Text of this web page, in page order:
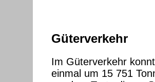
Güterverkehr
Im Güterverkehr
einmal um 15 751